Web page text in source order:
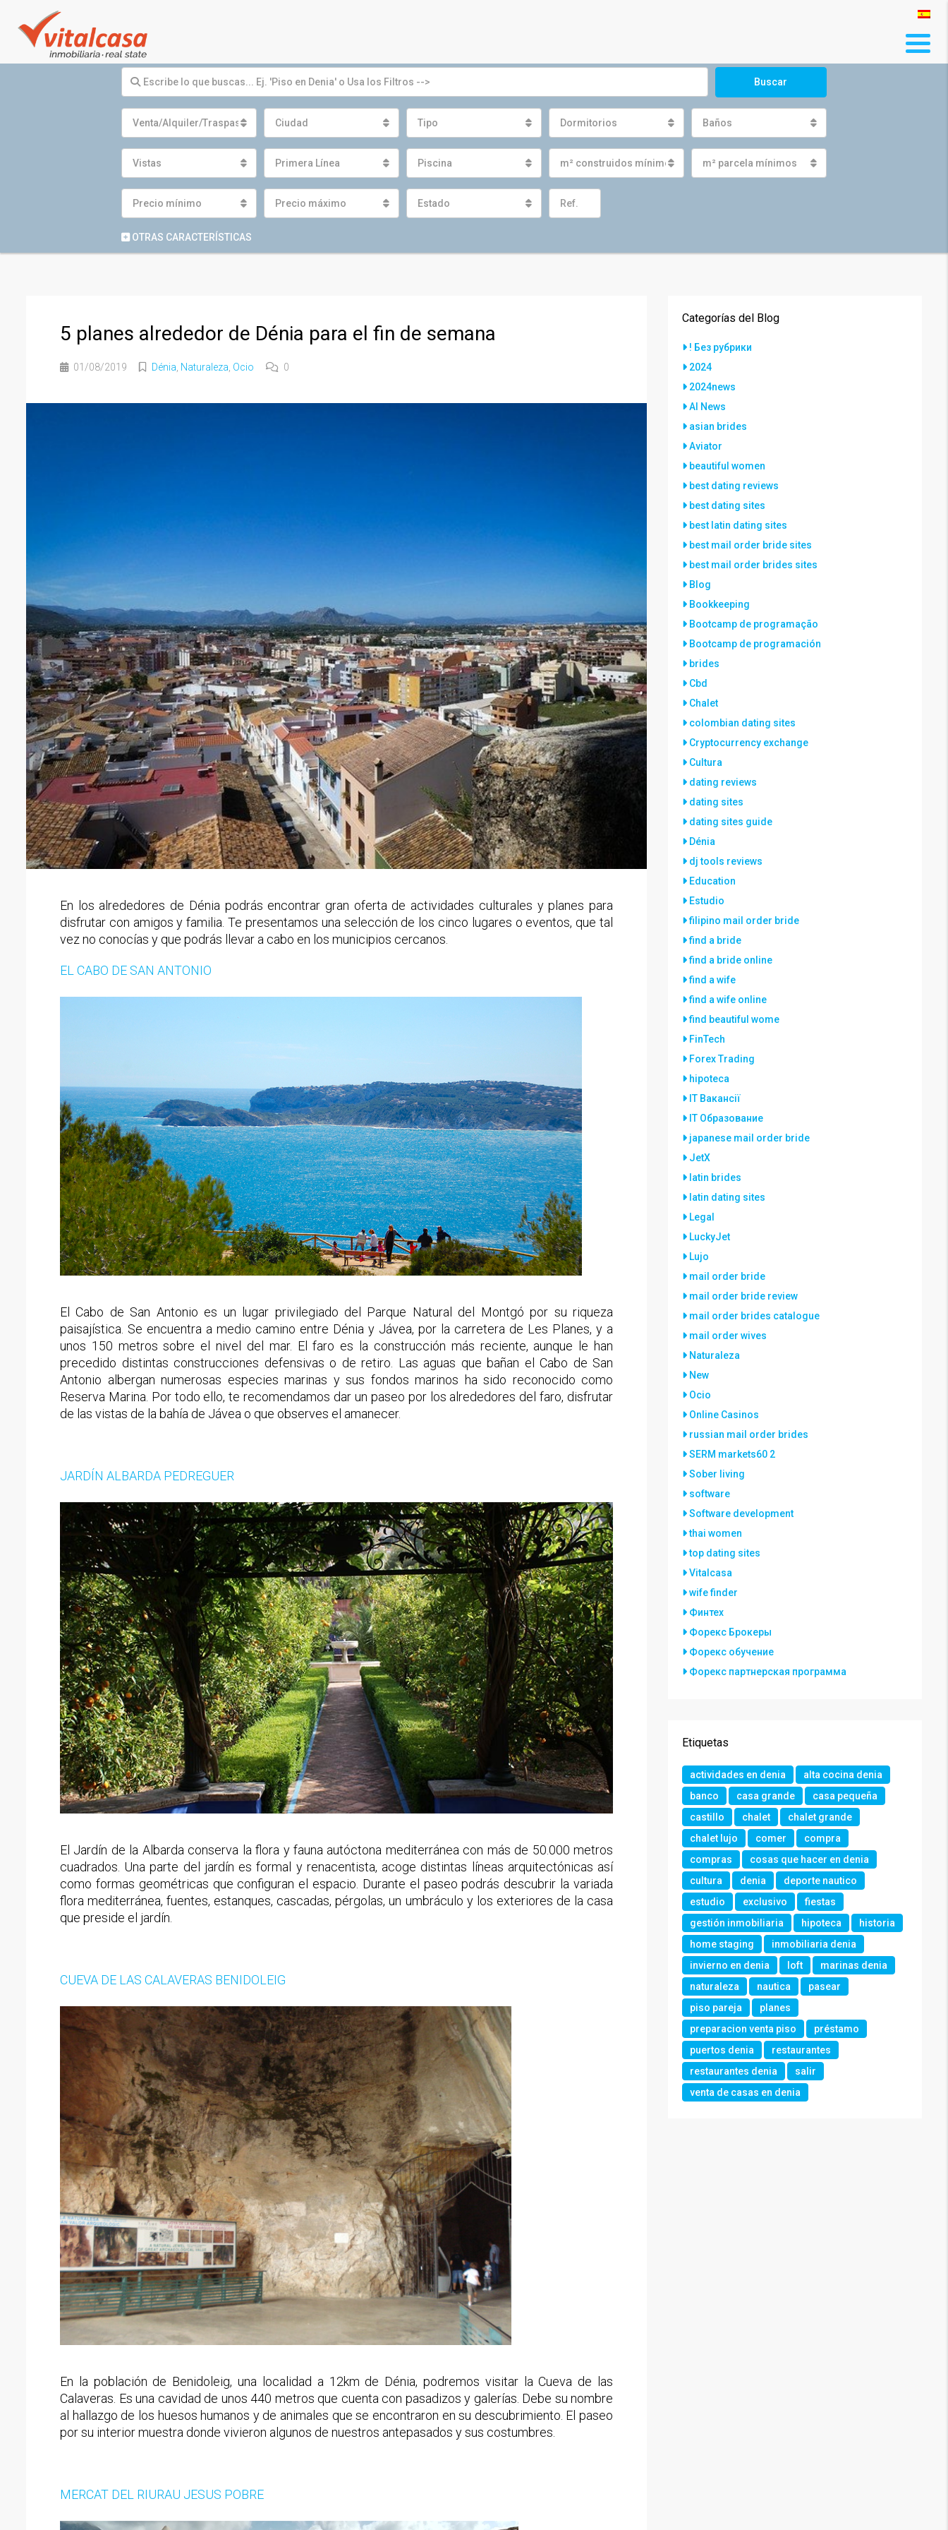
Buscar
Venta/Alquiler/Traspaso Ciudad Tipo Dormitorios Baños
Vistas Primera Línea Piscina m² construidos mínimos m² parcela mínimos
Precio mínimo Precio máximo Estado
OTRAS CARACTERÍSTICAS
5 planes alrededor de Dénia para el fin de semana
01/08/2019 Dénia Naturaleza Ocio 0
En los alrededores de Dénia podrás encontrar gran oferta de actividades culturales y planes para
disfrutar con amigos y familia. Te presentamos una selección de los cinco lugares o eventos, que tal
vez no conocías y que podrás llevar a cabo en los municipios cercanos.
EL CABO DE SAN ANTONIO
El Cabo de San Antonio es un lugar privilegiado del Parque Natural del Montgó por su riqueza
paisajística. Se encuentra a medio camino entre Dénia y Jávea, por la carretera de Les Planes, y a
unos 150 metros sobre el nivel del mar. El faro es la construcción más reciente, aunque le han
precedido distintas construcciones defensivas o de retiro. Las aguas que bañan el Cabo de San
Antonio albergan numerosas especies marinas y sus fondos marinos ha sido reconocido como
Reserva Marina. Por todo ello, te recomendamos dar un paseo por los alrededores del faro, disfrutar
de las vistas de la bahía de Jávea o que observes el amanecer.
JARDÍN ALBARDA PEDREGUER
El Jardín de la Albarda conserva la flora y fauna autóctona mediterránea con más de 50.000 metros
cuadrados. Una parte del jardín es formal y renacentista, acoge distintas líneas arquitectónicas así
como formas geométricas que configuran el espacio. Durante el paseo podrás descubrir la variada
flora mediterránea, fuentes, estanques, cascadas, pérgolas, un umbráculo y los exteriores de la casa
que preside el jardín.
CUEVA DE LAS CALAVERAS BENIDOLEIG
En la población de Benidoleig, una localidad a 12km de Dénia, podremos visitar la Cueva de las
Calaveras. Es una cavidad de unos 440 metros que cuenta con pasadizos y galerías. Debe su nombre
al hallazgo de los huesos humanos y de animales que se encontraron en su descubrimiento. El paseo
por su interior muestra donde vivieron algunos de nuestros antepasados y sus costumbres.
MERCAT DEL RIURAU JESUS POBRE
Categorías del Blog
! Без рубрики
2024
2024news
AI News
asian brides
Aviator
beautiful women
best dating reviews
best dating sites
best latin dating sites
best mail order bride sites
best mail order brides sites
Blog
Bookkeeping
Bootcamp de programação
Bootcamp de programación
brides
Cbd
Chalet
colombian dating sites
Cryptocurrency exchange
Cultura
dating reviews
dating sites
dating sites guide
Dénia
dj tools reviews
Education
Estudio
filipino mail order bride
find a bride
find a bride online
find a wife
find a wife online
find beautiful wome
FinTech
Forex Trading
hipoteca
IT Вакансії
IT Образование
japanese mail order bride
JetX
latin brides
latin dating sites
Legal
LuckyJet
Lujo
mail order bride
mail order bride review
mail order brides catalogue
mail order wives
Naturaleza
New
Ocio
Online Casinos
russian mail order brides
SERM markets60 2
Sober living
software
Software development
thai women
top dating sites
Vitalcasa
wife finder
Финтех
Форекс Брокеры
Форекс обучение
Форекс партнерская программа
Etiquetas
actividades en denia
alta cocina denia
banco
casa grande
casa pequeña
castillo
chalet
chalet grande
chalet lujo
comer
compra
compras
cosas que hacer en denia
cultura
denia
deporte nautico
estudio
exclusivo
fiestas
gestión inmobiliaria
hipoteca
historia
home staging
inmobiliaria denia
invierno en denia
loft
marinas denia
naturaleza
nautica
pasear
piso pareja
planes
preparacion venta piso
préstamo
puertos denia
restaurantes
restaurantes denia
salir
venta de casas en denia